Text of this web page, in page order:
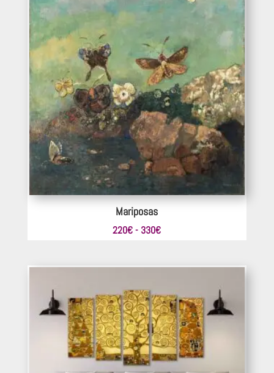
Mariposas
220€ - 330€Rango
220€
hasta
330€